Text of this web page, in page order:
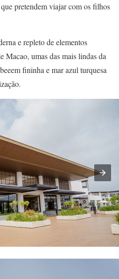
pretendem viajar com os filhos
e repleto de elementos
Macao, umas das mais lindas da
fininha e mar azul turquesa